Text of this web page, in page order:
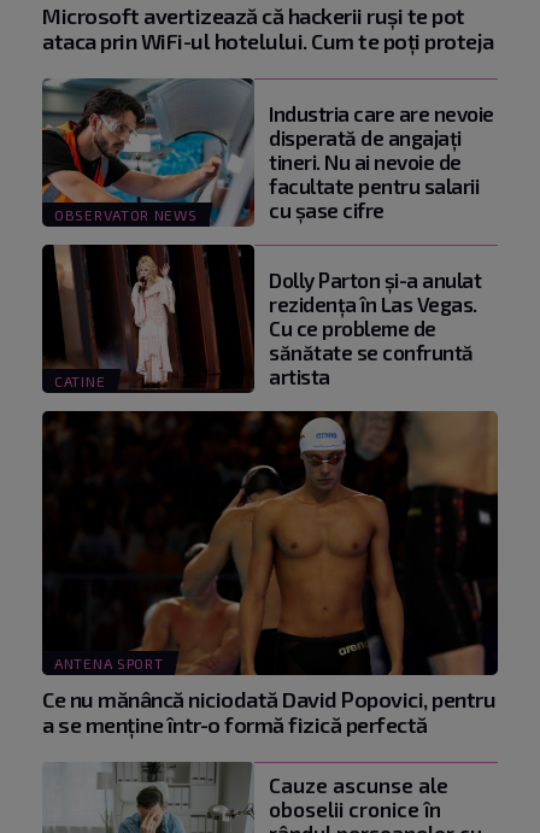
Microsoft avertizează că hackerii ruși te pot
ataca prin WiFi-ul hotelului. Cum te poți proteja
OBSERVATOR NEWS
Industria care are nevoie
disperată de angajaţi
tineri. Nu ai nevoie de
facultate pentru salarii
cu şase cifre
CATINE
Dolly Parton și-a anulat
rezidența în Las Vegas.
Cu ce probleme de
sănătate se confruntă
artista
ANTENA SPORT
Ce nu mănâncă niciodată David Popovici, pentru
a se menţine într-o formă fizică perfectă
Cauze ascunse ale
oboselii cronice în